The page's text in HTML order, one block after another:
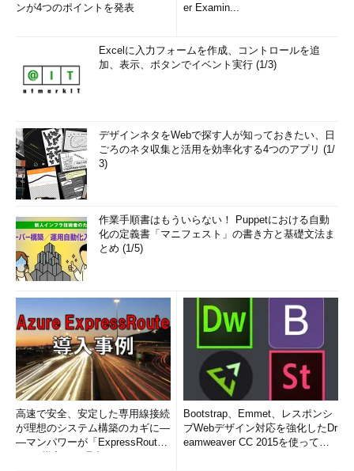
ンが4つのポイントを発表
er Examin...
Excelに入力フォームを作成、コントロールを追
加、表示、ボタンでイベント実行 (1/3)
デザインネタをWebで探す人が知っておきたい、日
ごろのネタ収集と活用を効率化する4つのアプリ (1/
3)
作業手順書はもういらない！ Puppetにおける自動
化の定義書「マニフェスト」の書き方と基礎文法ま
とめ (1/5)
高速で安全、安定した専用線接続
が理想のシステム構築のカギに―
―マンパワーが「ExpressRout
Bootstrap、Emmet、レスポンシ
ブWebデザイン対応を強化したDr
eamweaver CC 2015を使って